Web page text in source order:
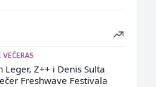
VEČERAS
Leger, Z++ i Denis Sulta
Freshwave Festivala